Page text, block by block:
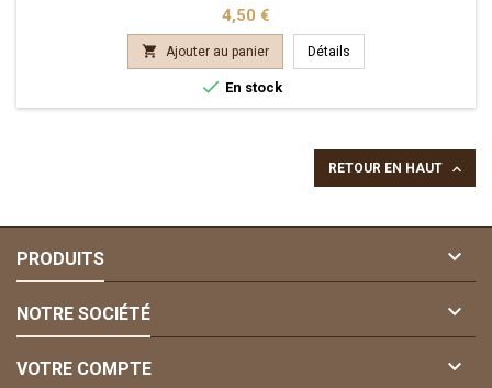
Prix
4,50 €
 Ajouter au panier Détails
 En stock
RETOUR EN HAUT 
PRODUITS 
NOTRE SOCIÉTÉ 
VOTRE COMPTE 